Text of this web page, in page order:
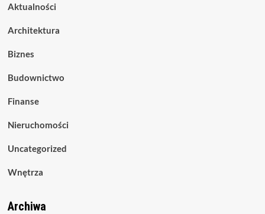
Aktualności
Architektura
Biznes
Budownictwo
Finanse
Nieruchomości
Uncategorized
Wnętrza
Archiwa